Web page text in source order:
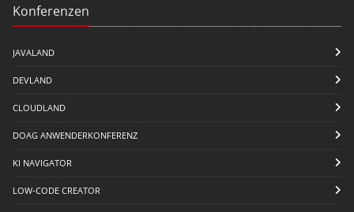
Konferenzen
JAVALAND
DEVLAND
CLOUDLAND
DOAG ANWENDERKONFERENZ
KI NAVIGATOR
LOW-CODE CREATOR